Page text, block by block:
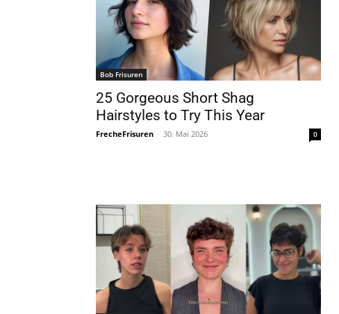
Bob Frisuren
25 Gorgeous Short Shag
Hairstyles to Try This Year
FrecheFrisuren - 30. Mai 2026 0